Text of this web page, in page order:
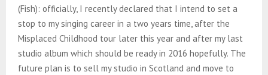
(Fish): officially, I recently declared that I intend to set a
stop to my singing career in a two years time, after the
Misplaced Childhood tour later this year and after my last
studio album which should be ready in 2016 hopefully. The
future plan is to sell my studio in Scotland and move to